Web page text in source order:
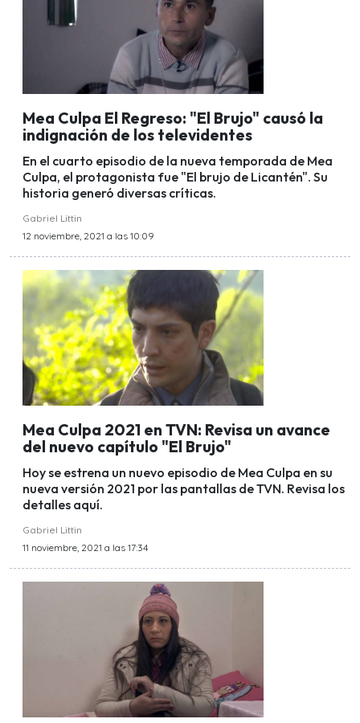
Mea Culpa El Regreso: "El Brujo" causó la
indignación de los televidentes
En el cuarto episodio de la nueva temporada de Mea
Culpa, el protagonista fue "El brujo de Licantén". Su
historia generó diversas críticas.
Gabriel Littin
12 noviembre, 2021 a las 10:09
Mea Culpa 2021 en TVN: Revisa un avance
del nuevo capítulo "El Brujo"
Hoy se estrena un nuevo episodio de Mea Culpa en su
nueva versión 2021 por las pantallas de TVN. Revisa los
detalles aquí.
Gabriel Littin
11 noviembre, 2021 a las 17:34